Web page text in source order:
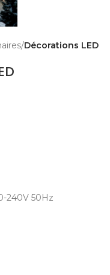
Décorations LED
240V 50Hz